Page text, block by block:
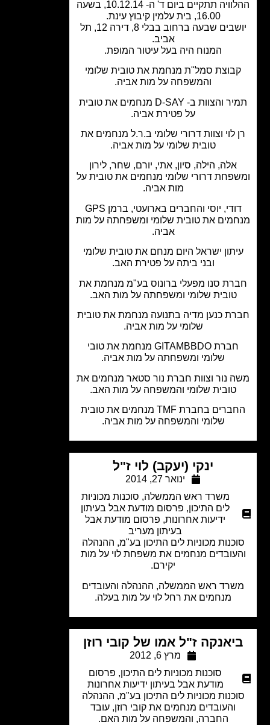
ההלוויה תתקיים ביום ד' ה- 10.12.14, בשעה
יושבים שבעה ברחוב בבלי 8, דירה 12, תל
המנוח היה בעל עיטור המופת.
סמל"ת מנחמת את טובית שלומי
והמשפחה על מות אביה.
תמיר והצוות ב- D-SAY מנחמים את טובית
על פטירת אביה.
לוי וצוות דרורי שלומי ב.ר.ל מנחמים את
טובית שלומי על מות אביה.
אלה, הילה, סיון, אתי, יורם, שחר, לירון
דרורי שלומי מנחמים את טובית על
מות אביה.
דודי, יוסי והחברים בארועטי, ברמן GPS
את טובית שלומי ומשפחתה על מות
ישראל היום מנחם את טובית שלומי
ובני ביתה על פטירת האב.
סנו מפעלי ברונוס בע"מ מנחמת את
טובית שלומי ומשפחתה על מות האב.
כנען מדיה בתנועה מנחמת את טובית
שלומי על מות אביה.
חברת GITAMBBDO מנחמת את טובי
שלומי ומשפחתה על מות אביה.
נור וצוות חברת נור סטאר מנחמים את
טובית שלומי והמשפחה על מות האב.
החברים בחברת TMF מנחמים את טובית
שלומי והמשפחה על מות אביה.
ינקי (יעקב) לוי ז"ל
ינואר 27, 2014
משרד ראש הממשלה,סוכנות מכוניות
לים התיכון, פרסום מודעת אבל בעיתון
ידיעות אחרונות,פרסום מודעת אבל
בעיתון מעריב
מכוניות לים התיכון בע"מ, ההנהלה
מנחמים את משפחת לוי על מות
ראש הממשלה, ההנהלה והעובדים
מנחמים את רחל לוי על מות בעלה.
ז"ל אמו של קובי רוזן
מרץ 6, 2012
סוכנות מכוניות לים התיכון, פרסום
מודעת אבל בעיתון ידיעות אחרונות
מכוניות לים התיכון בע"מ, ההנהלה
והעובדים מנחמים את קובי רוזן, עובד
החברה, והמשפחה על מות האם.